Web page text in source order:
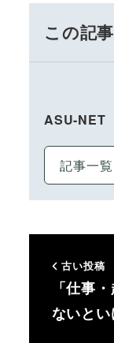
この記
ASU-NET
記事一覧
古い投稿
「仕事
ないと